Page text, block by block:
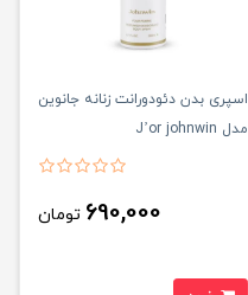
اسپری بدن دئودورانت زنانه جانوین
مدل J’or johnwin
690,000 تومان